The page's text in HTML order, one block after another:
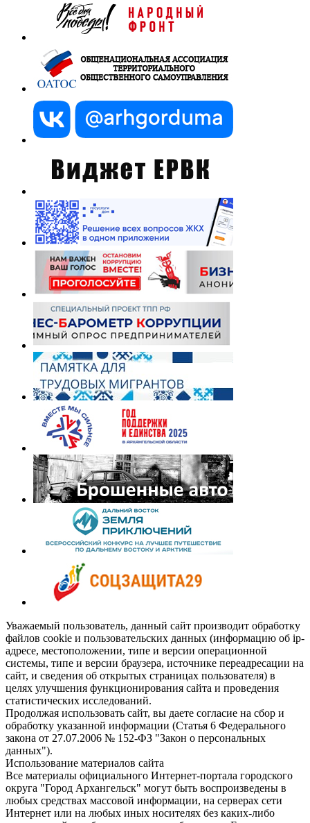
Уважаемый пользователь, данный сайт производит обработку
файлов cookie и пользовательских данных (информацию об ip-
адресе, местоположении, типе и версии операционной
системы, типе и версии браузера, источнике переадресации на
сайт, и сведения об открытых страницах пользователя) в
целях улучшения функционирования сайта и проведения
статистических исследований.
Продолжая использовать сайт, вы даете согласие на сбор и
обработку указанной информации (Статья 6 Федерального
закона от 27.07.2006 № 152-ФЗ "Закон о персональных
данных").
Использование материалов сайта
Все материалы официального Интернет-портала городского
округа "Город Архангельск" могут быть воспроизведены в
любых средствах массовой информации, на серверах сети
Интернет или на любых иных носителях без каких-либо